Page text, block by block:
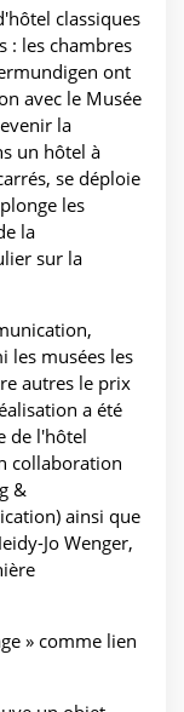
classiques
: les chambres
ont
avec le Musée
la
un hôtel à
se déploie
les
la
sur la
les musées les
autres le prix
a été
de l'hôtel
collaboration
&
ainsi que
Jo Wenger,
» comme lien